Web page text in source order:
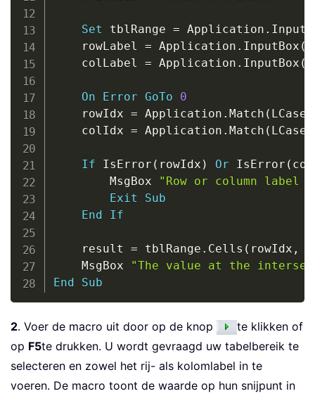
Set tblRange = Application .
    rowLabel
= Application . InputBox (
    colLabel
= Application . InputBox (
On Error GoTo
0
    rowIdx
= Application . Match ( LCase
    colIdx
= Application . Match ( LCase
If IsError ( rowIdx ) Or IsError (
        MsgBox
"Row or column label
Exit
Sub
End
If
    result
= tblRange . Cells ( rowIdx ,
    MsgBox
"The value at the
End
Sub
2. Voer de macro uit door op de knop
te klikken of
op F5te drukken. U wordt gevraagd uw tabelbereik te
selecteren en zowel het rij- als kolomlabel in te
voeren. De macro toont de waarde op hun snijpunt in